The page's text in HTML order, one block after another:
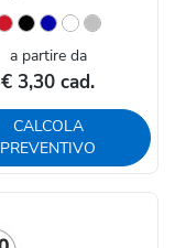
a partire da
€ 3,30 cad.
CALCOLA
PREVENTIVO